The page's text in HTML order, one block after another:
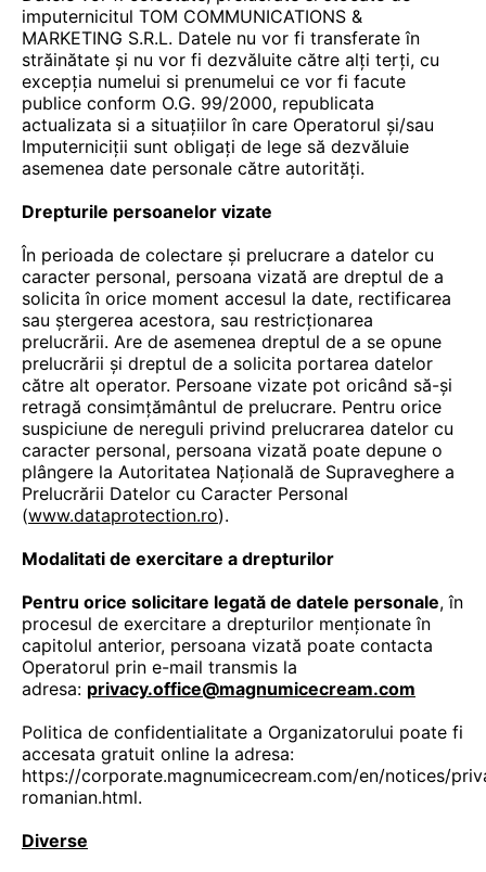
imputernicitul TOM COMMUNICATIONS &
MARKETING S.R.L. Datele nu vor fi transferate în
străinătate și nu vor fi dezvăluite către alți terți, cu
excepția numelui si prenumelui ce vor fi facute
publice conform O.G. 99/2000, republicata
actualizata si a situațiilor în care Operatorul și/sau
Imputerniciții sunt obligați de lege să dezvăluie
asemenea date personale către autorități.
Drepturile persoanelor vizate
În perioada de colectare și prelucrare a datelor cu
caracter personal, persoana vizată are dreptul de a
solicita în orice moment accesul la date, rectificarea
sau ștergerea acestora, sau restricționarea
prelucrării. Are de asemenea dreptul de a se opune
prelucrării și dreptul de a solicita portarea datelor
către alt operator. Persoane vizate pot oricând să-și
retragă consimțământul de prelucrare. Pentru orice
suspiciune de nereguli privind prelucrarea datelor cu
caracter personal, persoana vizată poate depune o
plângere la Autoritatea Națională de Supraveghere a
Prelucrării Datelor cu Caracter Personal
(www.dataprotection.ro).
Modalitati de exercitare a drepturilor
Pentru orice solicitare legată de datele personale, în
procesul de exercitare a drepturilor menționate în
capitolul anterior, persoana vizată poate contacta
Operatorul prin e-mail transmis la
adresa: privacy.office@magnumicecream.com
Politica de confidentialitate a Organizatorului poate fi
accesata gratuit online la adresa:
https://corporate.magnumicecream.com/en/notices/
romanian.html.
Diverse